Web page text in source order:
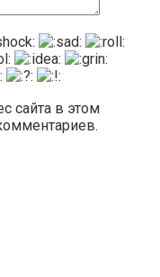
сайта в этом